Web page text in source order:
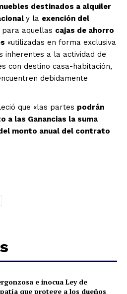
destinados a alquiler
y la exención del
para aquellas cajas de ahorro
«utilizadas en forma exclusiva
inherentes a la actividad de
con destino casa-habitación,
debidamente
que «las partes podrán
a las Ganancias la suma
monto anual del contrato
e inocua Ley de
que protege a los dueños